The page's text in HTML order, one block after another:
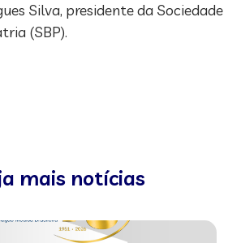
Silva, presidente da Sociedade
(SBP).
mais notícias